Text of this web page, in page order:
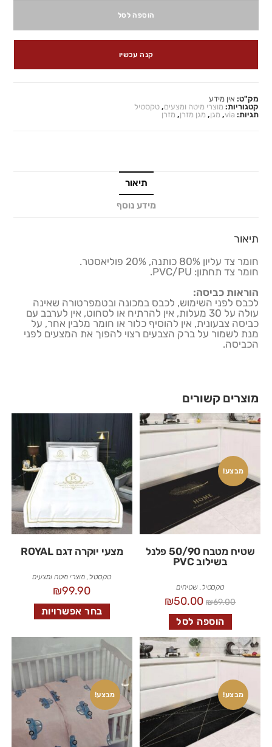
הוספה לסל
קנה עכשיו
מק"ט: אין מידע
קטגוריות: מוצרי מיטה ומצעים,טקסטיל
תגיות: via
, מגן, מגן מזרן, מזרן
תיאור
מידע נוסף
תיאור
חומר צד עליון 80% כותנה, 20% פוליאסטר.
חומר צד תחתון: PVC/PU.
הוראות כביסה:
לכבס לפני השימוש, לכבס במכונה ובטמפרטורה שאינה
עולה על 30 מעלות, אין להרתיח או לסחוט, אין לערבב עם
כביסה צבעונית, אין להוסיף כלור או חומר מלבין אחר, על
מנת לשמור על ברק הצבעים רצוי להפוך את המצעים לפני
הכביסה.
מוצרים קשורים
מבצע!
שטיח מטבח 50/90 פלנל
בשילוב PVC
טקסטיל ,שטיחים
₪69.00
₪50.00
הוספה לסל
מצעי יוקרה דגם ROYAL
טקסטיל ,מוצרי מיטה ומצעים
₪99.90
בחר אפשרויות
מבצע! מבצע!